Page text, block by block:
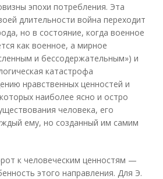
эпохи потребления. Эта
длительности война переходит
но в состояние, когда военное
как военное, а мирное
и бессодержательным») и
катастрофа
нравственных ценностей и
наиболее ясно и остро
человека, его
ему, но созданный им самим
к человеческим ценностям —
этого направления. Для Э.